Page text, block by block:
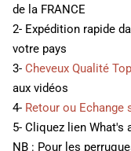
de la FRANCE
2- Expédition rapide
votre pays
3- Cheveux Qualité Top
aux vidéos
4- Retour ou Echange
5- Cliquez lien What's
NB : Pour les